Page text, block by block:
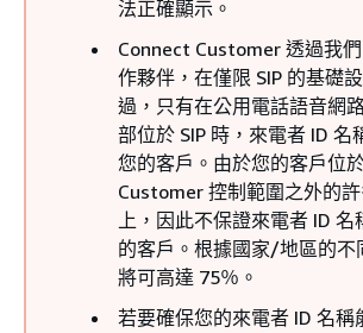
法正確顯示。
Connect Customer 透過我
作夥伴，在僅限 SIP 的基礎
過，只有在公用電話語音網
部位於 SIP 時，來電者 ID 名
您的客戶。由於您的客戶位
Customer 控制範圍之外的
上，因此不保證來電者 ID 名
的客戶。根據國家/地區的不
將可高達 75％。
若要確保您的來電者 ID 名稱